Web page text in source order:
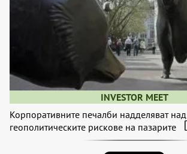
INVESTOR MEET
Корпоративните печалби надделяват над
геополитическите рискове на пазарите